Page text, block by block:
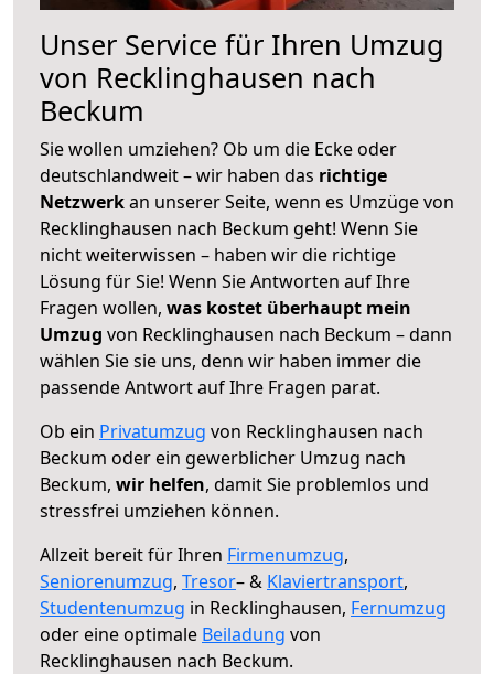
Unser Service für Ihren Umzug
von Recklinghausen nach
Beckum
Sie wollen umziehen? Ob um die Ecke oder
deutschlandweit – wir haben das richtige
Netzwerkan unserer Seite, wenn es Umzüge von
Recklinghausen nach Beckum geht! Wenn Sie
nicht weiterwissen – haben wir die richtige
Lösung für Sie! Wenn Sie Antworten auf Ihre
Fragen wollen, was kostet überhaupt mein
Umzug von Recklinghausen nach Beckum – dann
wählen Sie sie uns, denn wir haben immer die
passende Antwort auf Ihre Fragen parat.
Ob ein Privatumzug von Recklinghausen nach
Beckum oder ein gewerblicher Umzug nach
Beckum, wir helfen, damit Sie problemlos und
stressfrei umziehen können.
Allzeit bereit für Ihren Firmenumzug,
Seniorenumzug, Tresor– & Klaviertransport,
Studentenumzug in Recklinghausen, Fernumzug
oder eine optimale Beiladung von
Recklinghausen nach Beckum.